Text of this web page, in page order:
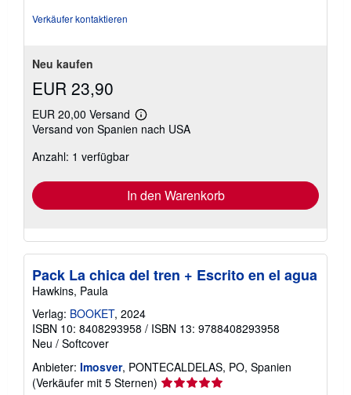
Verkäufer kontaktieren
Neu kaufen
EUR 23,90
EUR 20,00 Versand
Weitere
Informationen
Versand von Spanien nach USA
Anzahl: 1 verfügbar
In den Warenkorb
Pack La chica del tren + Escrito en el agua
Hawkins, Paula
Verlag: BOOKET, 2024
ISBN 10: 8408293958 / ISBN 13: 9788408293958
Neu / Softcover
Anbieter: Imosver, PONTECALDELAS, PO, Spanien
(Verkäufer mit 5 Sternen) Verkäuferbewertung